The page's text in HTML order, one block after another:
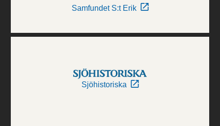
Samfundet S:t Erik
Sjöhistoriska